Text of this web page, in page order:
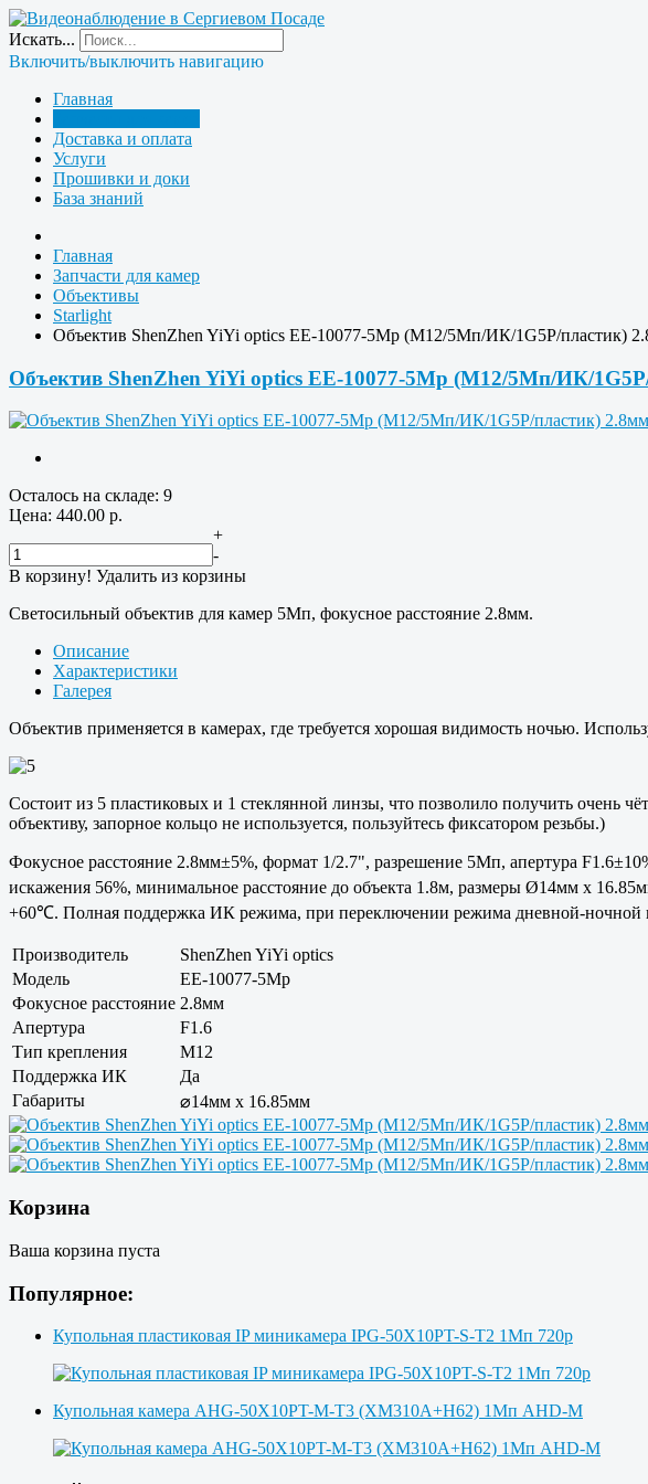
Искать...
Включить/выключить навигацию
Главная
Доставка и оплата
Услуги
Прошивки и доки
База знаний
Главная
Запчасти для камер
Объективы
Starlight
Объектив ShenZhen YiYi optics EE-10077-5Mp (M12/5Мп/ИК/1G5P/пластик)
Объектив ShenZhen YiYi optics EE-10077-5Mp (M12/5Мп/ИК/
Осталось на складе: 9
Цена: 440.00 р.
+
-
В корзину! Удалить из корзины
Светосильный объектив для камер 5Мп, фокусное расстояние 2.8мм.
Описание
Характеристики
Галерея
Объектив применяется в камерах, где требуется хорошая видимость ночью.
Состоит из 5 пластиковых и 1 стеклянной линзы, что позволило получить очень
объективу, запорное кольцо не используется, пользуйтесь фиксатором резьбы.)
Фокусное расстояние 2.8мм±5%, формат 1/2.7", разрешение 5Мп, апертура
искажения 56%, минимальное расстояние до объекта 1.8м, размеры Ø14мм x
+60℃. Полная поддержка ИК режима, при переключении режима дневной-ночной
Производитель
ShenZhen YiYi optics
Модель
EE-10077-5Mp
Фокусное расстояние 2.8мм
Апертура
F1.6
Тип крепления
M12
Поддержка ИК
Да
Габариты
⌀14мм x 16.85мм
Корзина
Ваша корзина пуста
Популярное:
Купольная пластиковая IP миникамера IPG-50X10PT-S-T2 1Мп 720p
Купольная камера AHG-50X10PT-M-T3 (XM310A+H62) 1Мп AHD-M